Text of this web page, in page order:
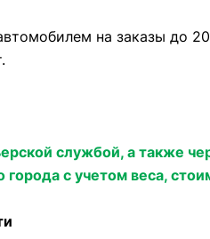
на заказы до
службой, а также
с учетом веса,